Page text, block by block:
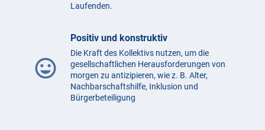
Laufenden.
mood
Positiv und konstruktiv
Die Kraft des Kollektivs nutzen, um die
gesellschaftlichen Herausforderungen von
morgen zu antizipieren, wie z. B. Alter,
Nachbarschaftshilfe, Inklusion und
Bürgerbeteiligung